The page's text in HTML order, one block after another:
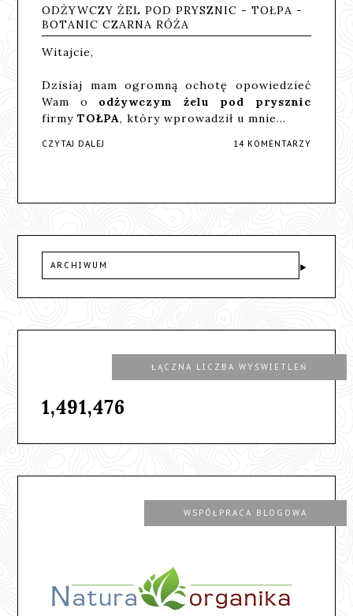
ODŻYWCZY ŻEL POD PRYSZNIC - TOŁPA -
BOTANIC CZARNA RÓŻA
Witajcie,
Dzisiaj mam ogromną ochotę opowiedzieć
Wam o odżywczym żelu pod prysznic
firmyTOŁPA, który wprowadził u mnie…
CZYTAJ DALEJ 14 KOMENTARZY
ARCHIWUM
ŁĄCZNA LICZBA WYŚWIETLEŃ
1,491,476
WSPÓŁPRACA BLOGOWA